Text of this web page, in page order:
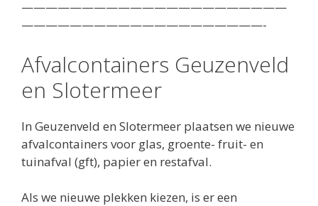
——————————————————————
————————————————————-
Afvalcontainers Geuzenveld
en Slotermeer
In Geuzenveld en Slotermeer plaatsen we nieuwe
afvalcontainers voor glas, groente- fruit- en
tuinafval (gft), papier en restafval.
Als we nieuwe plekken kiezen, is er een